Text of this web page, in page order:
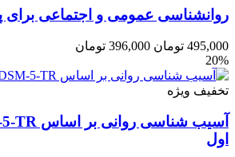
روانشناسی عمومی و اجتماعی برای
495,000 تومان 396,000 تومان
20%
تخفیف ویژه
اول